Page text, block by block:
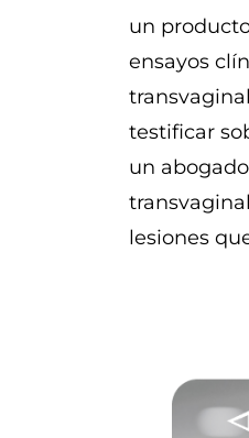
un
ensayos
testificar
un
lesiones